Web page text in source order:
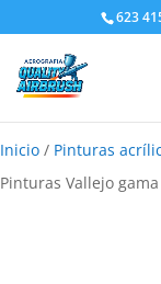
623
Inicio / Pinturas
Pinturas Vallejo